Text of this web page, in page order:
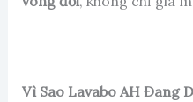
Vì Sao Lavabo AH Đang